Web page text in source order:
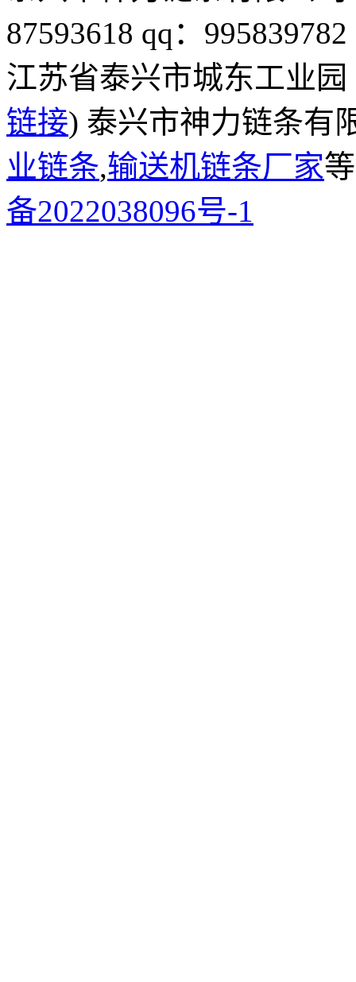
87593618 qq：995839782
江苏省泰兴市城东工业园
链接) 泰兴市神力链条有
业链条,输送机链条厂家
备2022038096号-1